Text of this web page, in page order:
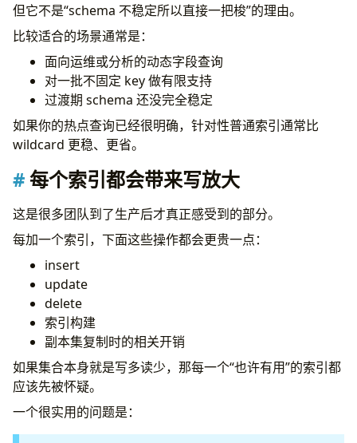
但它不是“schema 不稳定所以直接一把梭”的理由。
比较适合的场景通常是：
面向运维或分析的动态字段查询
对一批不固定 key 做有限支持
过渡期 schema 还没完全稳定
如果你的热点查询已经很明确，针对性普通索引通常比
wildcard 更稳、更省。
每个索引都会带来写放大
这是很多团队到了生产后才真正感受到的部分。
每加一个索引，下面这些操作都会更贵一点：
insert
update
delete
索引构建
副本集复制时的相关开销
如果集合本身就是写多读少，那每一个“也许有用”的索引都
应该先被怀疑。
一个很实用的问题是：